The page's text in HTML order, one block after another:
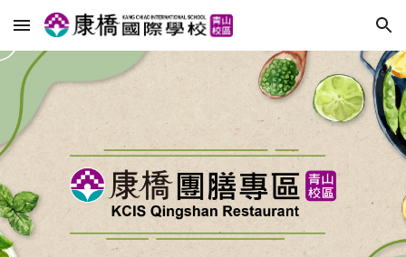
Skip to main content Skip to navigation